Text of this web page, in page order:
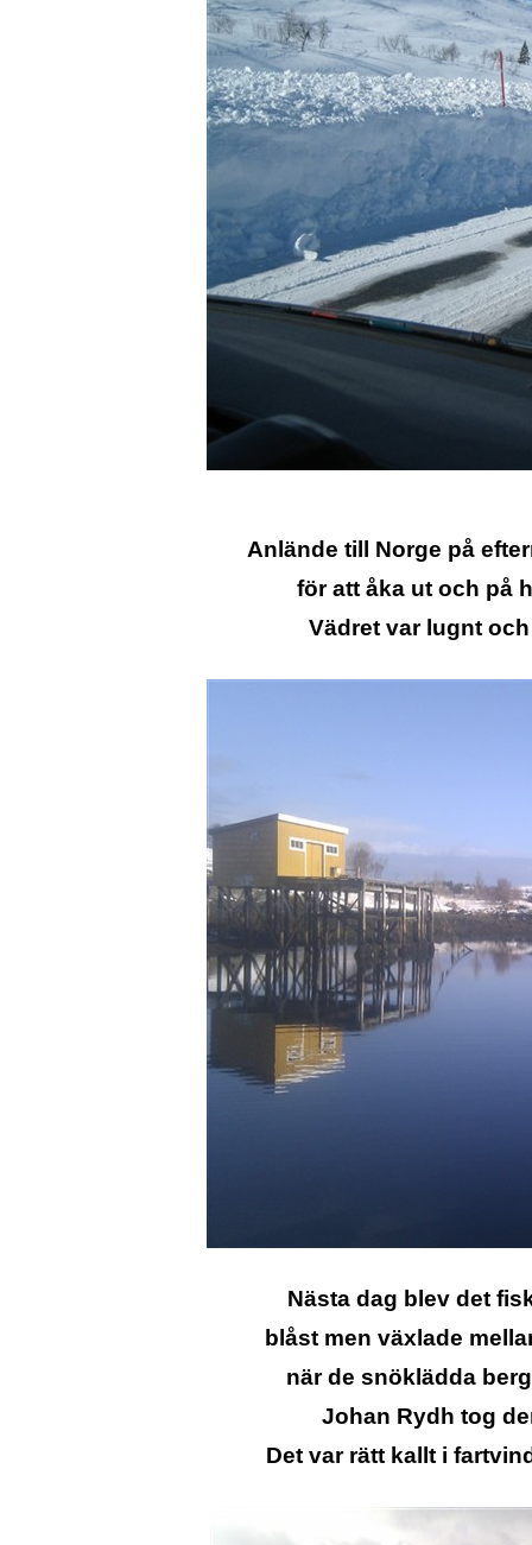
Anlände till Norge på
för att åka ut och på
Vädret var lugnt
Nästa dag blev det
blåst men växlade
när de snöklädda
Johan Rydh tog
Det var rätt kallt i